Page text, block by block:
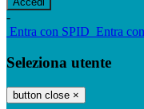
-
Entra con SPID Entra
Seleziona utente
button close ×